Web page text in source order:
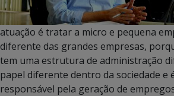
atuação é tratar a micro e pequena
diferente das grandes empresas,
tem uma estrutura de administração
papel diferente dentro da sociedade e
responsável pela geração de